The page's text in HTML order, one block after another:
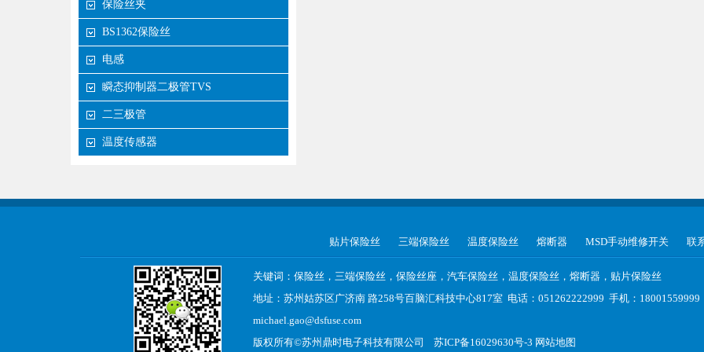
保险丝夹
BS1362保险丝
电感
瞬态抑制器二极管TVS
二三极管
温度传感器
贴片保险丝 三端保险丝 温度保险丝 熔断器 MSD手动维修开关 联
关键词：保险丝，三端保险丝，保险丝座，汽车保险丝，温度保险丝，熔断器，贴片保险丝
地址：苏州姑苏区广济南 路258号百脑汇科技中心817室 电话：051262222999 手机：18001559999
michael.gao@dsfuse.com
版权所有©苏州鼎时电子科技有限公司 苏ICP备16029630号-3 网站地图